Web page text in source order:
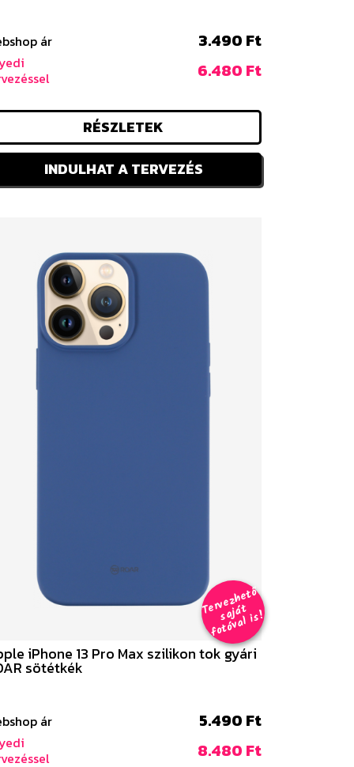
ár 3.490 Ft
6.480 Ft
RÉSZLETEK
INDULHAT A TERVEZÉS
T
er
v
e
z
h
e
t
ő
s
aj
á
t
f
o
t
ó
v
al i
s
!
iPhone 13 Pro Max szilikon tok gyári
sötétkék
ár 5.490 Ft
8.480 Ft